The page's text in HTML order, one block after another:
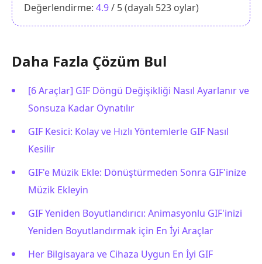
Değerlendirme: 4.9/ 5 (dayalı 523 oylar)
Daha Fazla Çözüm Bul
[6 Araçlar] GIF Döngü Değişikliği Nasıl Ayarlanır ve
Sonsuza Kadar Oynatılır
GIF Kesici: Kolay ve Hızlı Yöntemlerle GIF Nasıl
Kesilir
GIF'e Müzik Ekle: Dönüştürmeden Sonra GIF'inize
Müzik Ekleyin
GIF Yeniden Boyutlandırıcı: Animasyonlu GIF'inizi
Yeniden Boyutlandırmak için En İyi Araçlar
Her Bilgisayara ve Cihaza Uygun En İyi GIF